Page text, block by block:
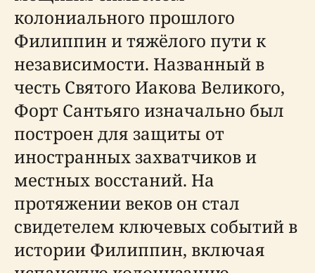
колониального прошлого
Филиппин и тяжёлого пути к
независимости. Названный в
честь Святого Иакова Великого,
Форт Сантьяго изначально был
построен для защиты от
иностранных захватчиков и
местных восстаний. На
протяжении веков он стал
свидетелем ключевых событий в
истории Филиппин, включая